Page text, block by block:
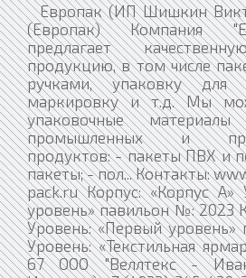
Европак (ИП Шишкин
(Европак) Компания
предлагает
продукцию, в том числе
ручками, упаковку для
маркировку и т.д. Мы
упаковочные
промышленных и
продуктов: - пакеты ПВХ и
пакеты; - пол... Контакты:
pack.ru Корпус: «Корпус А»
уровень» павильон №: 2023
Уровень: «Первый
Уровень: «Текстильная
67 ООО "Веллтекс -